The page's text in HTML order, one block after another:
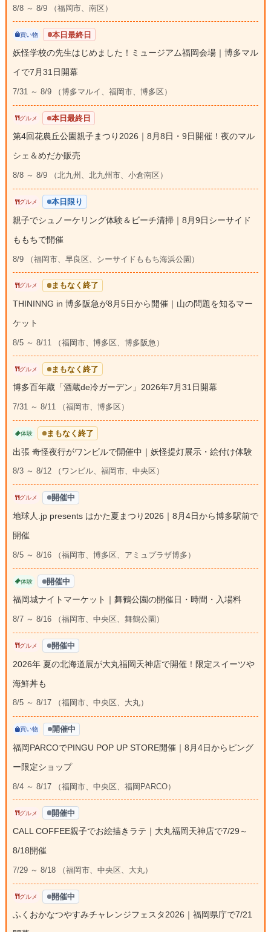
8/8 ～ 8/9 （福岡市、南区）
買い物 本日最終日
妖怪学校の先生はじめました！ミュージアム福岡会場｜博多マル
イで7月31日開幕
7/31 ～ 8/9 （博多マルイ、福岡市、博多区）
グルメ 本日最終日
第4回花農丘公園親子まつり2026｜8月8日・9日開催！夜のマル
シェ＆めだか販売
8/8 ～ 8/9 （北九州、北九州市、小倉南区）
グルメ 本日限り
親子でシュノーケリング体験＆ビーチ清掃｜8月9日シーサイド
ももちで開催
8/9 （福岡市、早良区、シーサイドももち海浜公園）
グルメ まもなく終了
THININNG in 博多阪急が8月5日から開催｜山の問題を知るマー
ケット
8/5 ～ 8/11 （福岡市、博多区、博多阪急）
グルメ まもなく終了
博多百年蔵「酒蔵de冷ガーデン」2026年7月31日開幕
7/31 ～ 8/11 （福岡市、博多区）
体験 まもなく終了
出張 奇怪夜行がワンビルで開催中｜妖怪提灯展示・絵付け体験
8/3 ～ 8/12 （ワンビル、福岡市、中央区）
グルメ 開催中
地球人.jp presents はかた夏まつり2026｜8月4日から博多駅前で
開催
8/5 ～ 8/16 （福岡市、博多区、アミュプラザ博多）
体験 開催中
福岡城ナイトマーケット｜舞鶴公園の開催日・時間・入場料
8/7 ～ 8/16 （福岡市、中央区、舞鶴公園）
グルメ 開催中
2026年 夏の北海道展が大丸福岡天神店で開催！限定スイーツや
海鮮丼も
8/5 ～ 8/17 （福岡市、中央区、大丸）
買い物 開催中
福岡PARCOでPINGU POP UP STORE開催｜8月4日からピング
ー限定ショップ
8/4 ～ 8/17 （福岡市、中央区、福岡PARCO）
グルメ 開催中
CALL COFFEE親子でお絵描きラテ｜大丸福岡天神店で7/29～
8/18開催
7/29 ～ 8/18 （福岡市、中央区、大丸）
グルメ 開催中
ふくおかなつやすみチャレンジフェスタ2026｜福岡県庁で7/21